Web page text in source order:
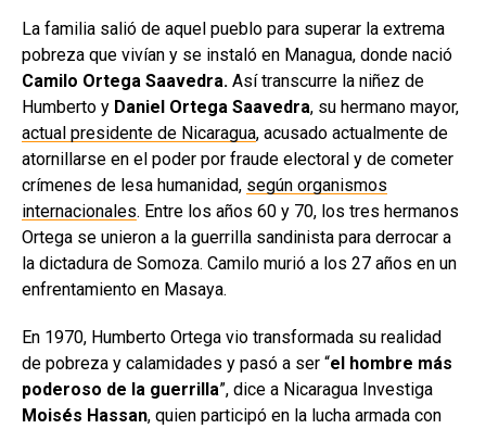
La familia salió de aquel pueblo para superar la extrema
pobreza que vivían y se instaló en Managua, donde nació
Camilo Ortega Saavedra. Asítranscurre la niñez de
Humberto y Daniel Ortega Saavedra, su hermano mayor,
actual presidente de Nicaragua, acusado actualmente de
atornillarse en el poder por fraude electoral y de cometer
crímenes de lesa humanidad, según organismos
internacionales. Entre los años 60 y 70, los tres hermanos
Ortega se unieron a la guerrilla sandinista para derrocar a
la dictadura de Somoza. Camilo murió a los 27 años en un
enfrentamiento en Masaya.
En 1970, Humberto Ortega vio transformada su realidad
de pobreza y calamidades y pasó a ser “el hombre más
poderoso de la guerrilla”, dice a Nicaragua Investiga
Moisés Hassan, quien participó en la lucha armada con